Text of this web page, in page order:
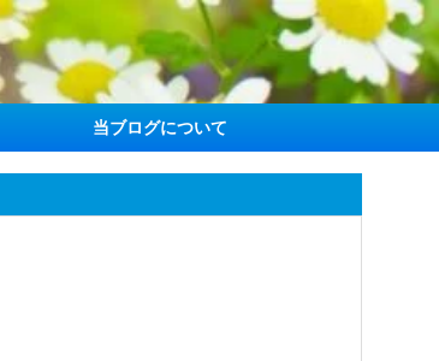
当ブログについて